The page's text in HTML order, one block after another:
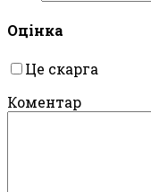
Оцінка
Це скарга
Коментар